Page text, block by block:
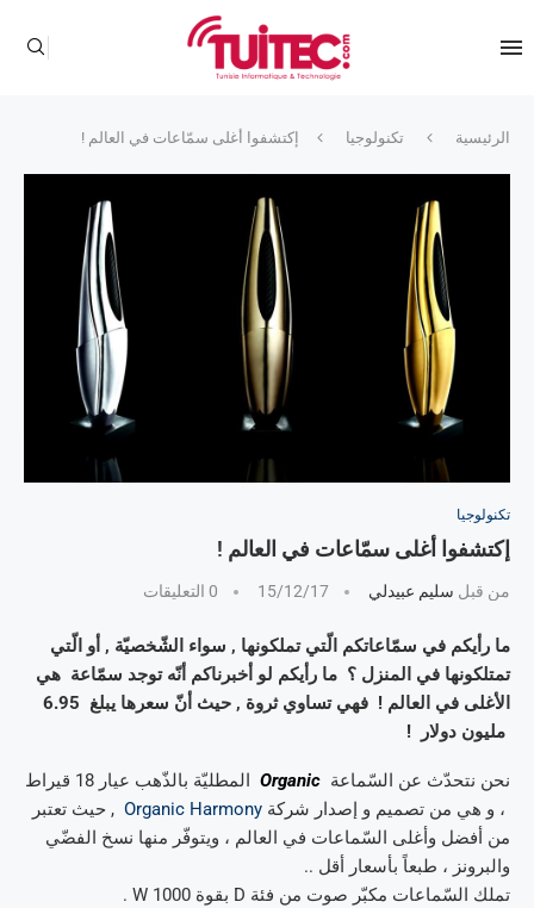
الرئيسية تكنولوجيا إكتشفوا أغلى سمّاعات في العالم !
تكنولوجيا
إكتشفوا أغلى سمّاعات في العالم !
من قبل سليم عبيدلي 15/12/17 0 التعليقات
ما رأيكم في سمّاعاتكم الّتي تملكونها , سواء الشّخصيّة , أو الّتي
تمتلكونها في المنزل ؟ ما رأيكم لو أخبرناكم أنّه توجد سمّاعة هي
الأغلى في العالم ! فهي تساوي ثروة , حيث أنّ سعرها يبلغ 6.95
مليون دولار !
نحن نتحدّث عن السّماعة
المطليّة بالذّهب عيار 18 قيراط
، و هي من تصميم و إصدار شركة Organic Harmony , حيث تعتبر
من أفضل وأغلى السّماعات في العالم ، ويتوفّر منها نسخ الفضّي
والبرونز ، طبعاً بأسعار أقل ..
تملك السّماعات مكبّر صوت من فئة D بقوة 1000 W .